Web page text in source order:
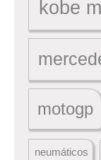
kobe
motogp
neumáticos